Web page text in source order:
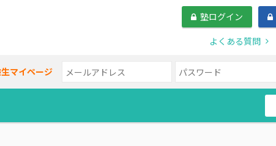
塾ログイン
よくある質問
マイページ